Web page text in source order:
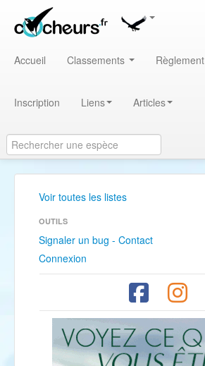
Accueil Classements Règlement
Inscription Liens Articles
Voir toutes les listes
OUTILS
Signaler un bug - Contact
Connexion